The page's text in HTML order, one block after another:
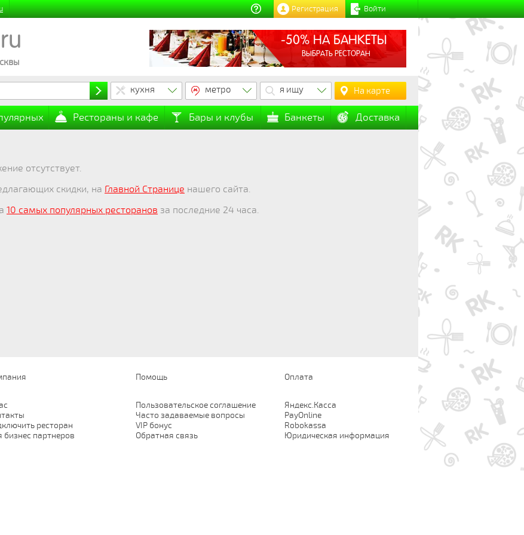
Войти
Регистрация
-50% НА БАНКЕТЫ
ВЫБРАТЬ РЕСТОРАН
кухня метро я ищу На карте
Рестораны и кафе Бары и клубы Банкеты Доставка
отсутствует.
скидки, на Главной Странице нашего сайта.
10 самых популярных ресторанов за последние 24 часа.
ресторан
бизнес партнеров
Помощь
Пользовательское соглашение
Часто задаваемые вопросы
VIP бонус
Обратная связь
Оплата
Яндекс.Касса
PayOnline
Robokassa
Юридическая информация